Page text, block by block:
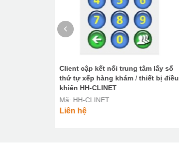
Client cập kết nối trung tâm lấy số
thứ tự xếp hàng khám / thiết bị điều
khiển HH-CLINET
Mã: HH-CLINET
Liên hệ